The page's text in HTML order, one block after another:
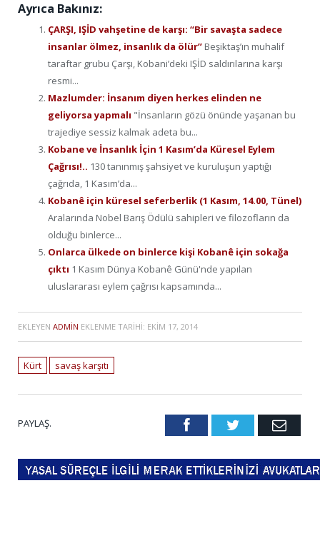
Ayrıca Bakınız:
ÇARŞI, IŞİD vahşetine de karşı: “Bir savaşta sadece
insanlar ölmez, insanlık da ölür” Beşiktaş’ın muhalif
taraftar grubu Çarşı, Kobani’deki IŞİD saldırılarına karşı
resmi...
Mazlumder: İnsanım diyen herkes elinden ne
geliyorsa yapmalı "İnsanların gözü önünde yaşanan bu
trajediye sessiz kalmak adeta bu...
Kobane ve İnsanlık İçin 1 Kasım’da Küresel Eylem
Çağrısı!.. 130 tanınmış şahsiyet ve kuruluşun yaptığı
çağrıda, 1 Kasım’da...
Kobanê için küresel seferberlik (1 Kasım, 14.00, Tünel)
Aralarında Nobel Barış Ödülü sahipleri ve filozofların da
olduğu binlerce...
Onlarca ülkede on binlerce kişi Kobanê için sokağa
çıktı 1 Kasım Dünya Kobanê Günü'nde yapılan
uluslararası eylem çağrısı kapsamında...
EKLEYEN ADMIN EKLENME TARIHI: EKIM 17, 2014
Kürt savaş karşıtı
PAYLAŞ. FacebookTwitter Email